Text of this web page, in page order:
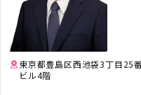
東京都豊島区西池袋3丁目25
ビル4階